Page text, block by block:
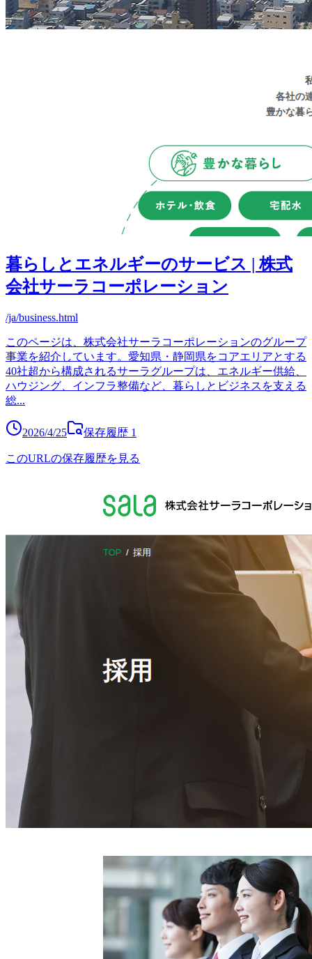
暮らしとエネルギーのサービス | 株式
会社サーラコーポレーション
/ja/business.html
このページは、株式会社サーラコーポレーションのグループ
事業を紹介しています。愛知県・静岡県をコアエリアとする
40社超から構成されるサーラグループは、エネルギー供給、
ハウジング、インフラ整備など、暮らしとビジネスを支える
総...
2026/4/25 保存履歴 1
このURLの保存履歴を見る